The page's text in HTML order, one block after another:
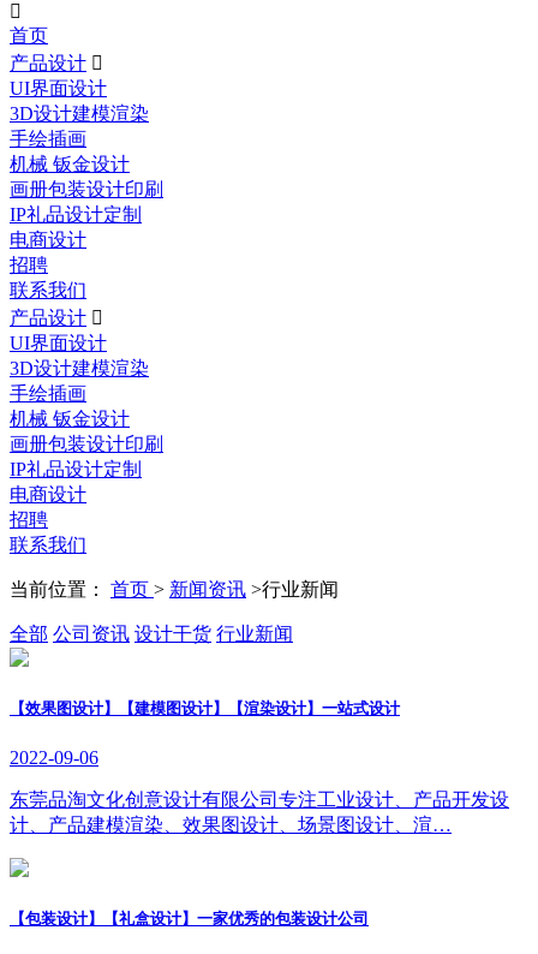

首页
产品设计 
UI界面设计
3D设计建模渲染
手绘插画
机械 钣金设计
画册包装设计印刷
IP礼品设计定制
电商设计
招聘
联系我们
产品设计 
UI界面设计
3D设计建模渲染
手绘插画
机械 钣金设计
画册包装设计印刷
IP礼品设计定制
电商设计
招聘
联系我们
当前位置： 首页 > 新闻资讯 >行业新闻
全部 公司资讯 设计干货 行业新闻
【效果图设计】【建模图设计】【渲染设计】一站式设计
2022-09-06
东莞品淘文化创意设计有限公司专注工业设计、产品开发设
计、产品建模渲染、效果图设计、场景图设计、渲…
【包装设计】【礼盒设计】一家优秀的包装设计公司